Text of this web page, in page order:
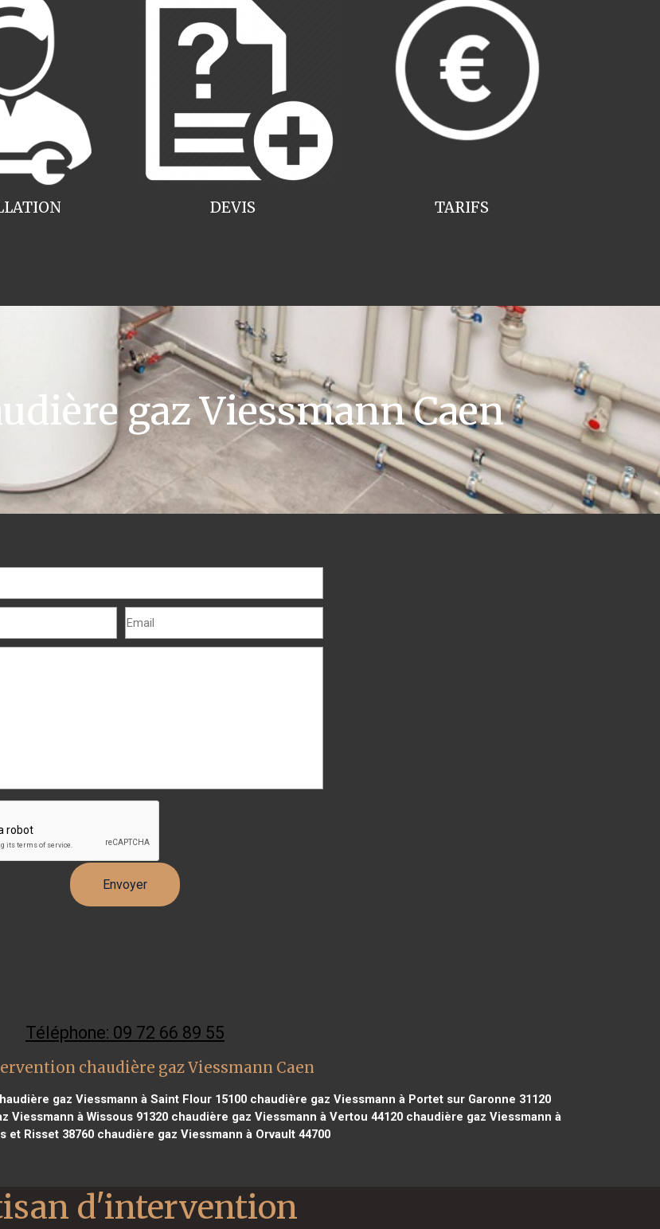
TARIFS
DEVIS
gaz Viessmann Caen
Téléphone: 09 72 66 89 55
chaudière gaz Viessmann Caen
gaz Viessmann à Saint Flour 15100chaudière gaz Viessmann à Portet sur Garonne 31120
Viessmann à Wissous 91320chaudière gaz Viessmann à Vertou 44120chaudière gaz Viessmann à
et Risset 38760chaudière gaz Viessmann à Orvault 44700
d'intervention